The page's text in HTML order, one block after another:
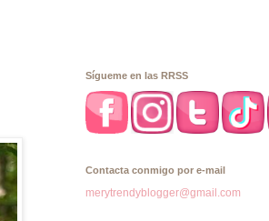
Sígueme en las RRSS
Contacta conmigo por e-mail
merytrendyblogger@gmail.com